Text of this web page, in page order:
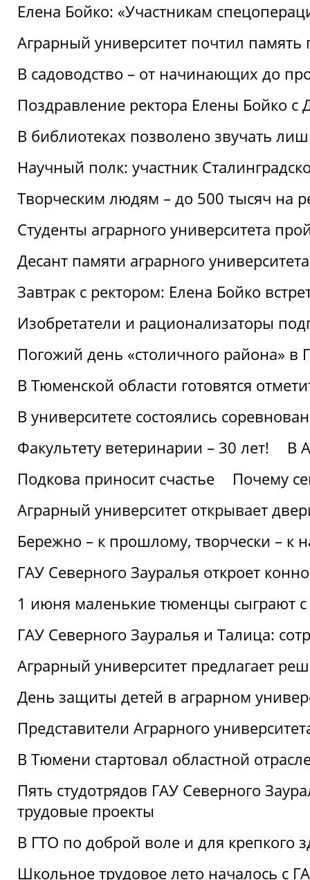
Елена Бойко: «Участникам
Аграрный университет почтил
В садоводство – от начинающих до
Поздравление ректора Елены Бойко
В библиотеках позволено звучать
Научный полк: участник
Творческим людям – до 500 тысяч на
Студенты аграрного университета
Десант памяти аграрного
Завтрак с ректором: Елена Бойко
Изобретатели и рационализаторы
Погожий день «столичного района» в
В Тюменской области готовятся
В университете состоялись
Факультету ветеринарии – 30 лет!
В
Подкова приносит счастье
Почему
Аграрный университет открывает
Бережно – к прошлому, творчески – к
ГАУ Северного Зауралья откроет
1 июня маленькие тюменцы сыграют с
ГАУ Северного Зауралья и Талица:
Аграрный университет предлагает
День защиты детей в аграрном
Представители Аграрного
В Тюмени стартовал областной
Пять студотрядов ГАУ Северного
трудовые проекты
В ГТО по доброй воле и для крепкого
Школьное трудовое лето началось с